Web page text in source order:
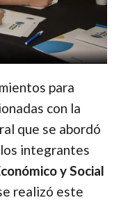
para
con la
que se abordó
integrantes
y Social
realizó este